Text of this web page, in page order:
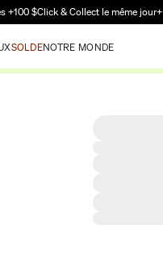
principal
+100 $Click & Collect le même jour+
SOLDENOTRE MONDE